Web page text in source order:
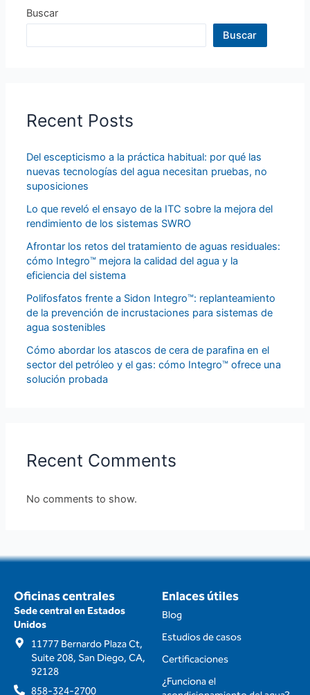
Buscar
Buscar
Recent Posts
Del escepticismo a la práctica habitual: por qué las
nuevas tecnologías del agua necesitan pruebas, no
suposiciones
Lo que reveló el ensayo de la ITC sobre la mejora del
rendimiento de los sistemas SWRO
Afrontar los retos del tratamiento de aguas residuales:
cómo Integro™ mejora la calidad del agua y la
eficiencia del sistema
Polifosfatos frente a Sidon Integro™: replanteamiento
de la prevención de incrustaciones para sistemas de
agua sostenibles
Cómo abordar los atascos de cera de parafina en el
sector del petróleo y el gas: cómo Integro™ ofrece una
solución probada
Recent Comments
No comments to show.
Oficinas centrales
Sede central en Estados
Unidos
11777 Bernardo Plaza Ct,
Suite 208, San Diego, CA,
92128
858-324-2700
Enlaces útiles
Blog
Estudios de casos
Certificaciones
¿Funciona el